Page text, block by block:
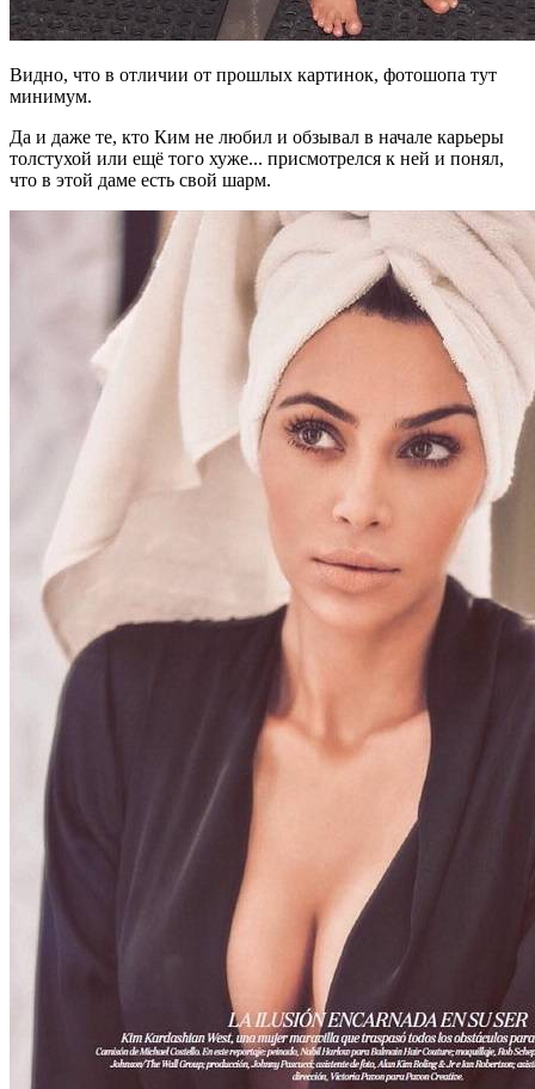
Видно, что в отличии от прошлых картинок, фотошопа тут
минимум.
Да и даже те, кто Ким не любил и обзывал в начале карьеры
толстухой или ещё того хуже... присмотрелся к ней и понял,
что в этой даме есть свой шарм.